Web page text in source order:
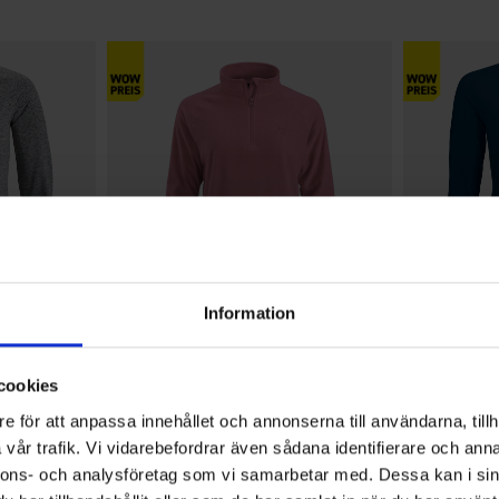
Information
för att anpassa innehållet och annonserna till användarna,
trafik. Vi vidarebefordrar även sådana identifierare och
och analysföretag som vi samarbetar med. Dessa kan i
Ab9,95 € Ab13 €